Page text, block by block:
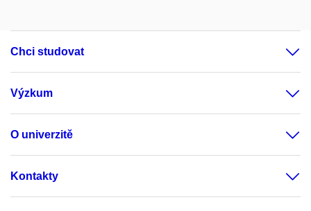
Chci studovat
Výzkum
O univerzitě
Kontakty